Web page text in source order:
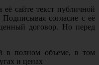
сайте текст публичной
согласие с её
договор. Но перед
в полном объеме, в том
и ценах